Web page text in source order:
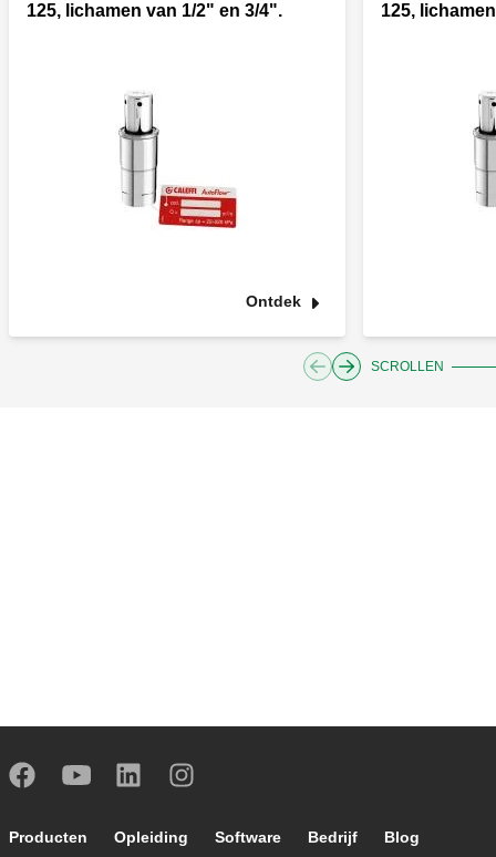
125, lichamen van 1/2" en 3/4".
Ontdek
125,
SCROLLEN
Footer main navigation
Producten Opleiding Software Bedrijf Blog